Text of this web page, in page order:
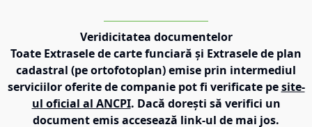
Veridicitatea documentelor
Toate Extrasele de carte funciară și Extrasele de plan
cadastral (pe ortofotoplan) emise prin intermediul
serviciilor oferite de companie pot fi verificate pe site-
ul oficial al ANCPI. Dacă dorești să verifici un
document emis accesează link-ul de mai jos.